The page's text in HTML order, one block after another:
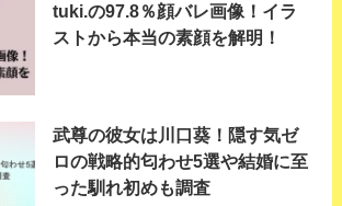
tuki.の97.8％顔バレ画像！イラ
ストから本当の素顔を解明！
武尊の彼女は川口葵！隠す気ゼ
ロの戦略的匂わせ5選や結婚に至
った馴れ初めも調査